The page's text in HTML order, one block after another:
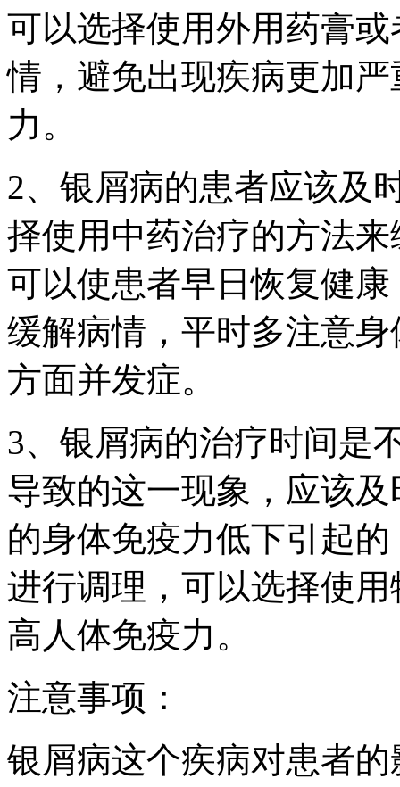
可以选择使用外用药膏
情，避免出现疾病更加
力。
2、银屑病的患者应该及
择使用中药治疗的方法
可以使患者早日恢复健
缓解病情，平时多注意
方面并发症。
3、银屑病的治疗时间是
导致的这一现象，应该
的身体免疫力低下引起
进行调理，可以选择使
高人体免疫力。
注意事项：
银屑病这个疾病对患者